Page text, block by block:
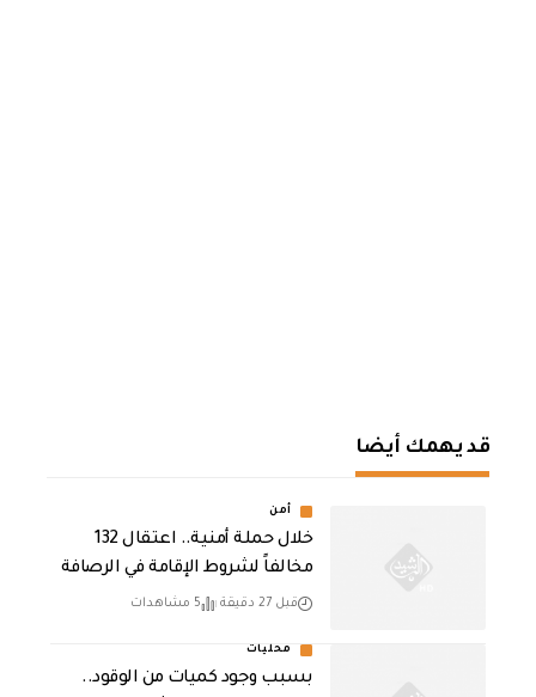
قد يهمك أيضا
أمن
خلال حملة أمنية.. اعتقال 132
مخالفاً لشروط الإقامة في الرصافة
قبل 27 دقيقة 5 مشاهدات
محليات
بسبب وجود كميات من الوقود..